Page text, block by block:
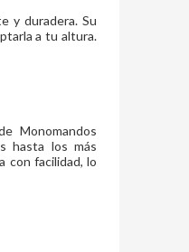
y duradera. Su
a tu altura.
Monomandos
hasta los más
con facilidad, lo